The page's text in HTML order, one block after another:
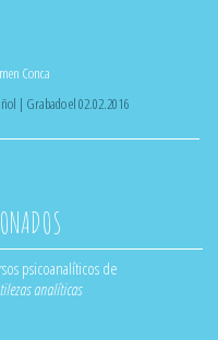
Conca
| Grabado el 02.02.2016
psicoanalíticos de
analíticas